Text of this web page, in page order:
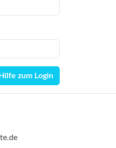
Hilfe zum Login